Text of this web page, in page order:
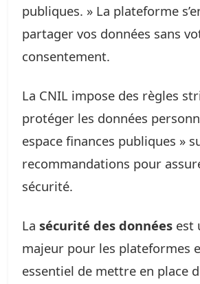
publiques. » La plateforme
partager vos données sans
consentement.
La CNIL impose des règles
protéger les données
espace finances publiques »
recommandations pour
sécurité.
La sécurité des données est
majeur pour les plateformes
essentiel de mettre en place